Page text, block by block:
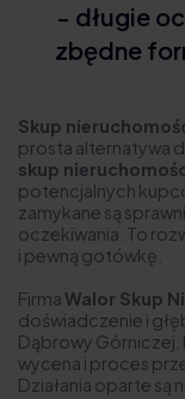
- długie
zbędne
Skup
prosta alternatywa
skup
potencjalnych
zamykane są
oczekiwania. To
i pewną gotówkę.
FirmaWalor Skup
doświadczenie i
Dąbrowy
wycena i proces
Działania oparte są